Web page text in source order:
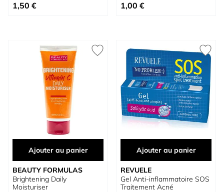
1,50 €
1,00 €
Ajouter au panier
BEAUTY FORMULAS
Brightening Daily
Moisturiser
Ajouter au panier
REVUELE
Gel Anti-inflammatoire SOS
Traitement Acné